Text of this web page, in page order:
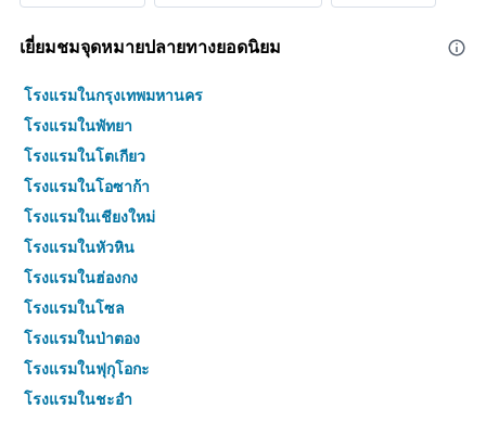
เยี่ยมชมจุดหมายปลายทางยอดนิยม
โรงแรมในกรุงเทพมหานคร
โรงแรมในพัทยา
โรงแรมในโตเกียว
โรงแรมในโอซาก้า
โรงแรมในเชียงใหม่
โรงแรมในหัวหิน
โรงแรมในฮ่องกง
โรงแรมในโซล
โรงแรมในป่าตอง
โรงแรมในฟุกุโอกะ
โรงแรมในชะอำ